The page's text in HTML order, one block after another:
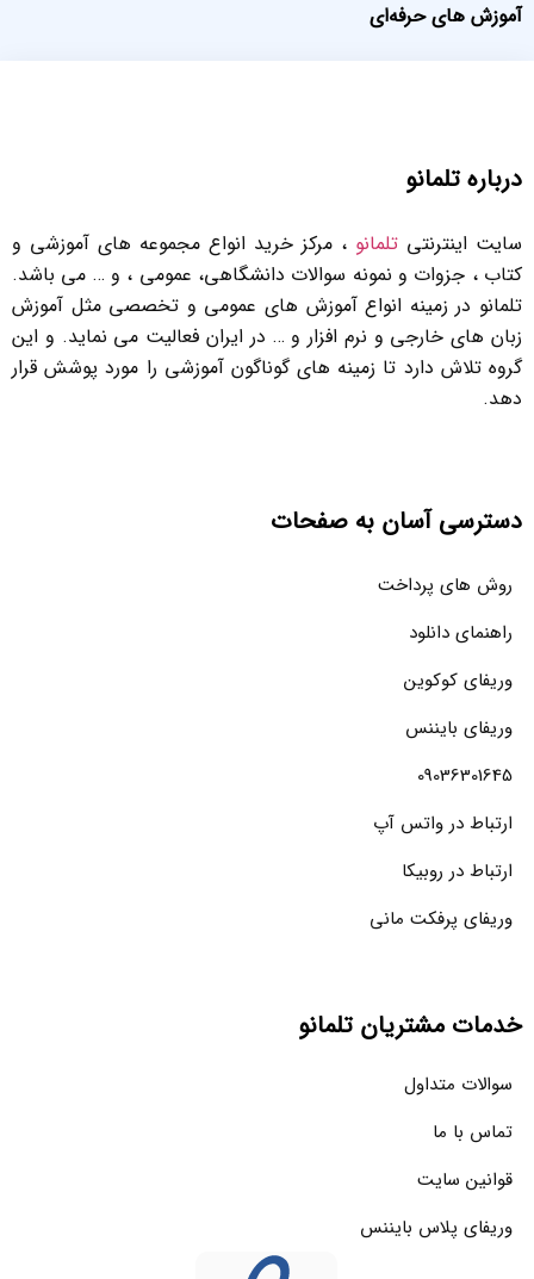
آموزش های حرفه‌ای
درباره تلمانو
سایت اینترنتی تلمانو ، مرکز خرید انواع مجموعه های آموزشی و
کتاب ، جزوات و نمونه سوالات دانشگاهی، عمومی ، و … می باشد.
تلمانو در زمینه انواع آموزش های عمومی و تخصصی مثل آموزش
زبان های خارجی و نرم افزار و … در ایران فعالیت می نماید. و این
گروه تلاش دارد تا زمینه های گوناگون آموزشی را مورد پوشش قرار
دهد.
دسترسی آسان به صفحات
روش های پرداخت
راهنمای دانلود
وریفای کوکوین
وریفای بایننس
09036301645
ارتباط در واتس آپ
ارتباط در روبیکا
وریفای پرفکت مانی
خدمات مشتریان تلمانو
سوالات متداول
تماس با ما
قوانین سایت
وریفای پلاس بایننس